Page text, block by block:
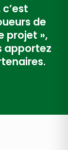
de
projet »,
apportez